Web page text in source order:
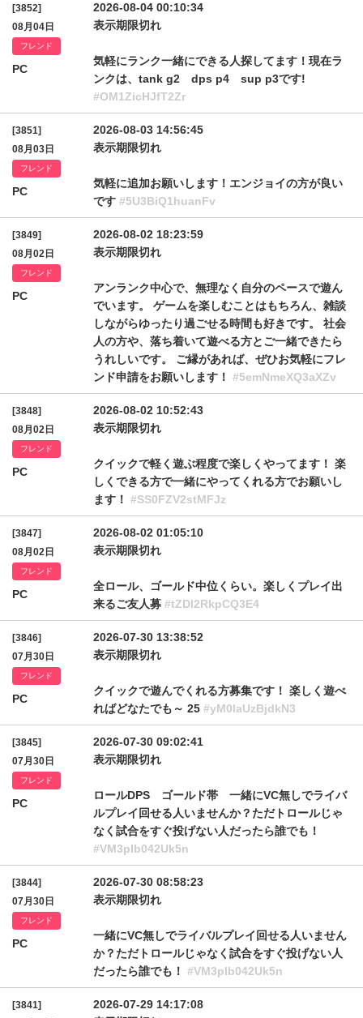
[3852]
08月04日
フレンド
PC
2026-08-04 00:10:34
表示期限切れ
気軽にランク一緒にできる人探してます！現在ラ
ンクは、tank g2 dps p4 sup p3です!
#OM1ZicHJfT2Zr
[3851]
08月03日
フレンド
PC
2026-08-03 14:56:45
表示期限切れ
気軽に追加お願いします！エンジョイの方が良い
です #5U3BiQ1huanFv
[3849]
08月02日
フレンド
PC
2026-08-02 18:23:59
表示期限切れ
アンランク中心で、無理なく自分のペースで遊ん
でいます。 ゲームを楽しむことはもちろん、雑談
しながらゆったり過ごせる時間も好きです。 社会
人の方や、落ち着いて遊べる方とご一緒できたら
うれしいです。 ご縁があれば、ぜひお気軽にフレ
ンド申請をお願いします！ #5emNmeXQ3aXZv
[3848]
08月02日
フレンド
PC
2026-08-02 10:52:43
表示期限切れ
クイックで軽く遊ぶ程度で楽しくやってます！ 楽
しくできる方で一緒にやってくれる方でお願いし
ます！ #SS0FZV2stMFJz
[3847]
08月02日
フレンド
PC
2026-08-02 01:05:10
表示期限切れ
全ロール、ゴールド中位くらい。楽しくプレイ出
来るご友人募 #tZDl2RkpCQ3E4
[3846]
07月30日
フレンド
PC
2026-07-30 13:38:52
表示期限切れ
クイックで遊んでくれる方募集です！ 楽しく遊べ
ればどなたでも～ 25 #yM0laUzBjdkN3
[3845]
07月30日
フレンド
PC
2026-07-30 09:02:41
表示期限切れ
ロールDPS ゴールド帯 一緒にVC無しでライバ
ルプレイ回せる人いませんか？ただトロールじゃ
なく試合をすぐ投げない人だったら誰でも！
#VM3pIb042Uk5n
[3844]
07月30日
フレンド
PC
2026-07-30 08:58:23
表示期限切れ
一緒にVC無しでライバルプレイ回せる人いません
か？ただトロールじゃなく試合をすぐ投げない人
だったら誰でも！ #VM3pIb042Uk5n
[3841]
2026-07-29 14:17:08